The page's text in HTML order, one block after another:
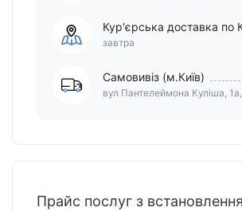
Кур'єрська доставка по
завтра
Самовивіз (м.Київ)
вул Пантелеймона Куліша,
Прайс послуг з